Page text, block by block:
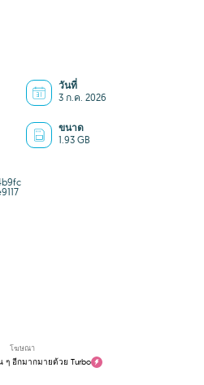
วันที่
3 ก.ค. 2026
ขนาด
1.93 GB
โฆษณา
ๆ อีกมากมายด้วย Turbo